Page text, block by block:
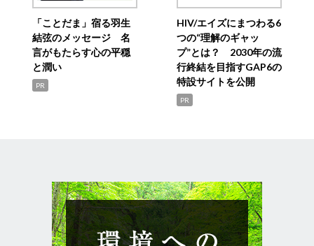
「ことだま」宿る羽生
結弦のメッセージ 名
言がもたらす心の平穏
と潤い
PR
HIV/エイズにまつわる6
つの“理解のギャッ
プ”とは？ 2030年の流
行終結を目指すGAP6の
特設サイトを公開
PR